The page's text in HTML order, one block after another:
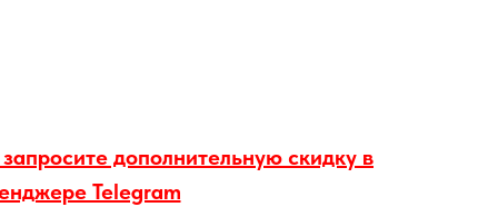
дополнительную скидку в
Telegram